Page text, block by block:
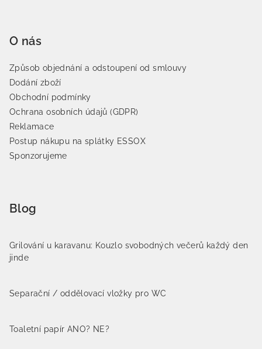
O nás
Způsob objednání a odstoupení od smlouvy
Dodání zboží
Obchodní podmínky
Ochrana osobních údajů (GDPR)
Reklamace
Postup nákupu na splátky ESSOX
Sponzorujeme
Blog
Grilování u karavanu: Kouzlo svobodných večerů každý den
jinde
Separační / oddělovací vložky pro WC
Toaletní papír ANO? NE?